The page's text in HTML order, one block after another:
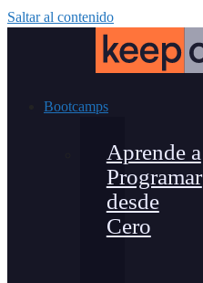
Saltar al contenido
Bootcamps
Aprende a
Programar
desde
Cero